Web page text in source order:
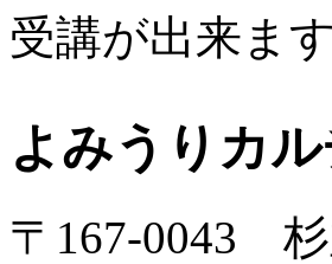
受講が出来ます
よみうりカ
〒167-0043 杉